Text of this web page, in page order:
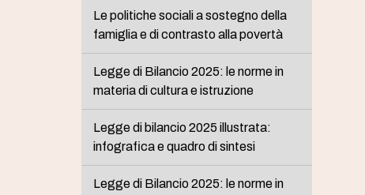
Le politiche sociali a sostegno della
famiglia e di contrasto alla povertà
Legge di Bilancio 2025: le norme in
materia di cultura e istruzione
Legge di bilancio 2025 illustrata:
infografica e quadro di sintesi
Legge di Bilancio 2025: le norme in